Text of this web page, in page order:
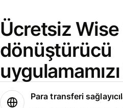
Ücretsiz
dönüştürücü
Para transferi